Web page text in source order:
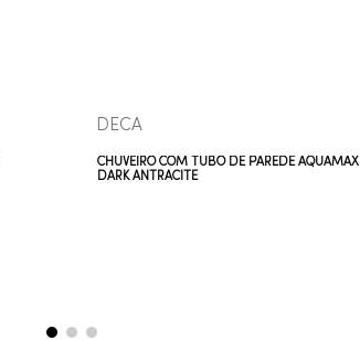
DECA
CHUVEIRO COM TUBO DE PAREDE AQUAMAX
DARK ANTRACITE